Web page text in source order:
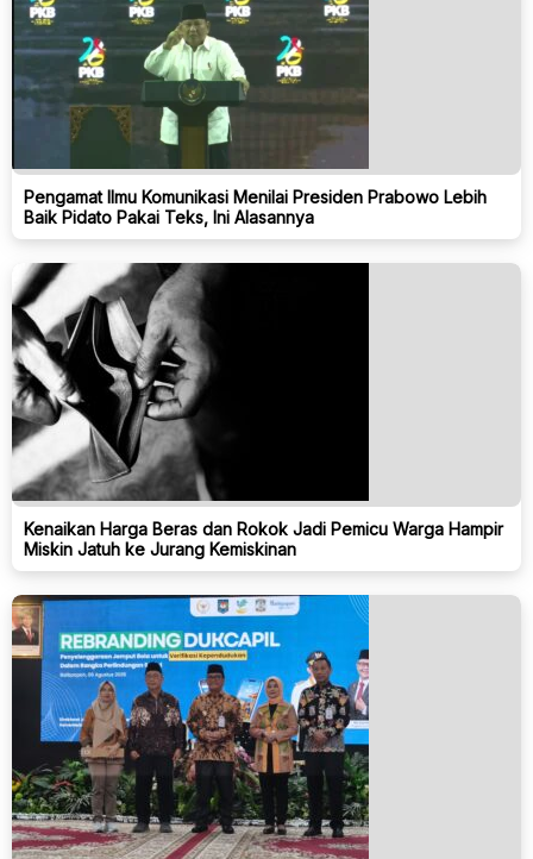
Pengamat Ilmu Komunikasi Menilai Presiden Prabowo Lebih
Baik Pidato Pakai Teks, Ini Alasannya
Kenaikan Harga Beras dan Rokok Jadi Pemicu Warga Hampir
Miskin Jatuh ke Jurang Kemiskinan